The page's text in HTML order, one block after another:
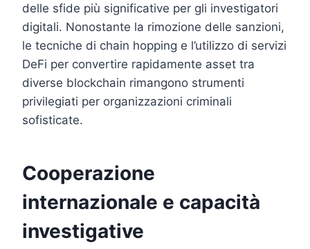
delle sfide più significative per gli investigatori
digitali. Nonostante la rimozione delle sanzioni,
le tecniche di chain hopping e l’utilizzo di servizi
DeFi per convertire rapidamente asset tra
diverse blockchain rimangono strumenti
privilegiati per organizzazioni criminali
sofisticate.
Cooperazione
internazionale e capacità
investigative